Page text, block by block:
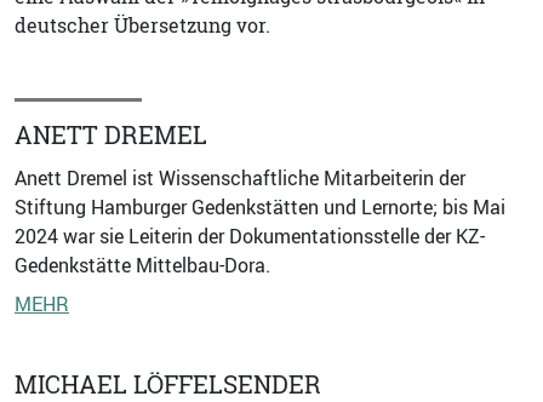
deutscher Übersetzung vor.
ANETT DREMEL
Anett Dremel ist Wissenschaftliche Mitarbeiterin der
Stiftung Hamburger Gedenkstätten und Lernorte; bis Mai
2024 war sie Leiterin der Dokumentationsstelle der KZ-
Gedenkstätte Mittelbau-Dora.
MEHR
MICHAEL LÖFFELSENDER